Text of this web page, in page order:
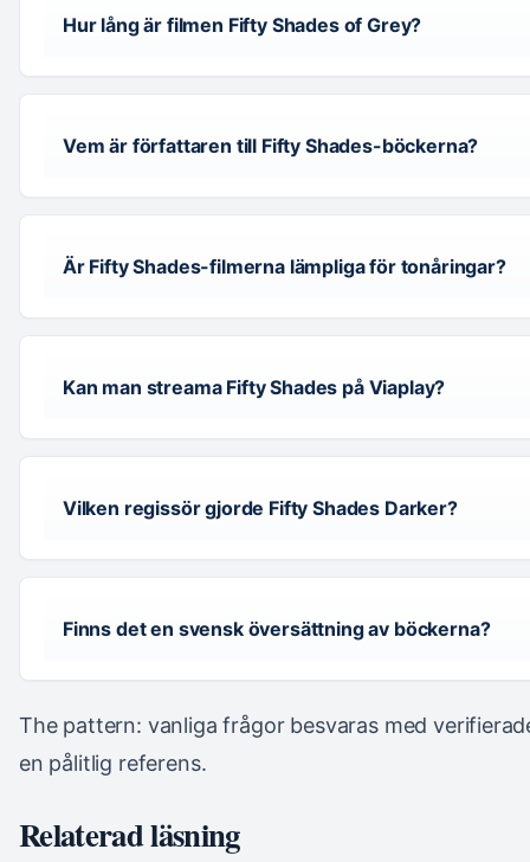
Hur lång är filmen Fifty Shades of Grey?
Vem är författaren till Fifty Shades-böckerna?
Är Fifty Shades-filmerna lämpliga för tonåringar?
Kan man streama Fifty Shades på Viaplay?
Vilken regissör gjorde Fifty Shades Darker?
Finns det en svensk översättning av böckerna?
The pattern: vanliga frågor besvaras med
en pålitlig referens.
Relaterad läsning